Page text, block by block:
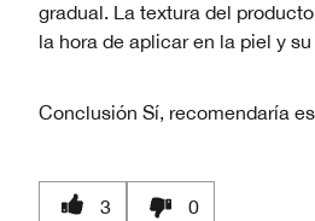
gradual. La textura del
la hora de aplicar en la piel y
Conclusión Sí, recomendaría
3 0